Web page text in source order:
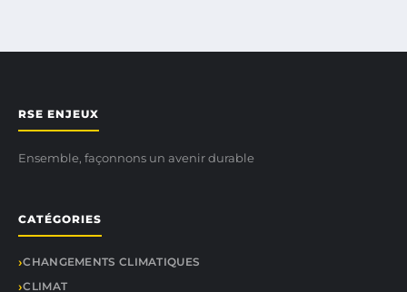
RSE ENJEUX
Ensemble, façonnons un avenir durable
CATÉGORIES
CHANGEMENTS CLIMATIQUES
CLIMAT